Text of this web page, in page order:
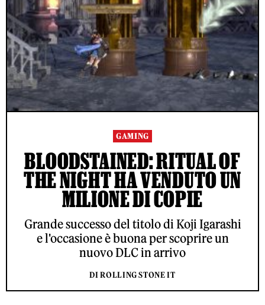
GAMING
BLOODSTAINED: RITUAL OF
THE NIGHT HA VENDUTO UN
MILIONE DI COPIE
Grande successo del titolo di Koji Igarashi
e l'occasione è buona per scoprire un
nuovo DLC in arrivo
DI ROLLING STONE IT